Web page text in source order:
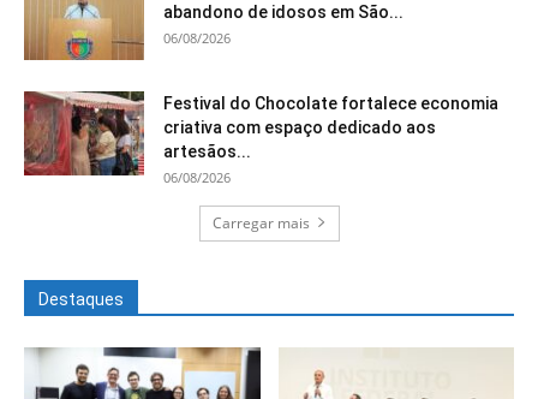
abandono de idosos em São...
06/08/2026
Festival do Chocolate fortalece economia
criativa com espaço dedicado aos
artesãos...
06/08/2026
Carregar mais
Destaques